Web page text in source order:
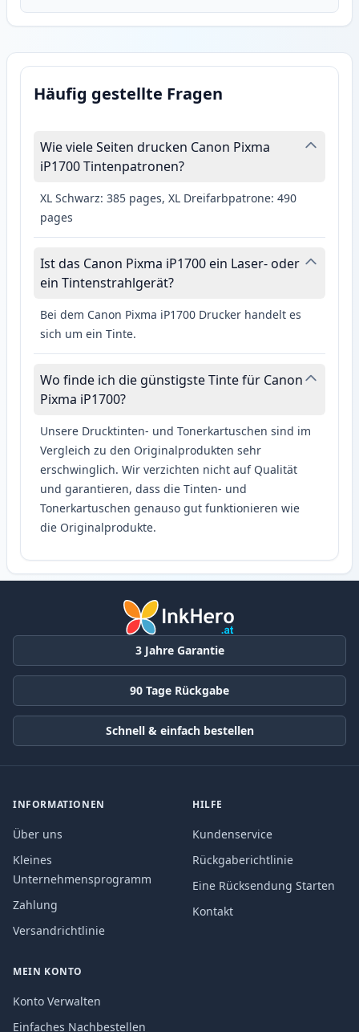
Häufig gestellte Fragen
Wie viele Seiten drucken Canon Pixma
iP1700 Tintenpatronen?
XL Schwarz: 385 pages, XL Dreifarbpatrone: 490
pages
Ist das Canon Pixma iP1700 ein Laser- oder
ein Tintenstrahlgerät?
Bei dem Canon Pixma iP1700 Drucker handelt es
sich um ein Tinte.
Wo finde ich die günstigste Tinte für Canon
Pixma iP1700?
Unsere Drucktinten- und Tonerkartuschen sind im
Vergleich zu den Originalprodukten sehr
erschwinglich. Wir verzichten nicht auf Qualität
und garantieren, dass die Tinten- und
Tonerkartuschen genauso gut funktionieren wie
die Originalprodukte.
3 Jahre Garantie
90 Tage Rückgabe
Schnell & einfach bestellen
INFORMATIONEN
Über uns
Kleines
Unternehmensprogramm
Zahlung
Versandrichtlinie
HILFE
Kundenservice
Rückgaberichtlinie
Eine Rücksendung Starten
Kontakt
MEIN KONTO
Konto Verwalten
Einfaches Nachbestellen